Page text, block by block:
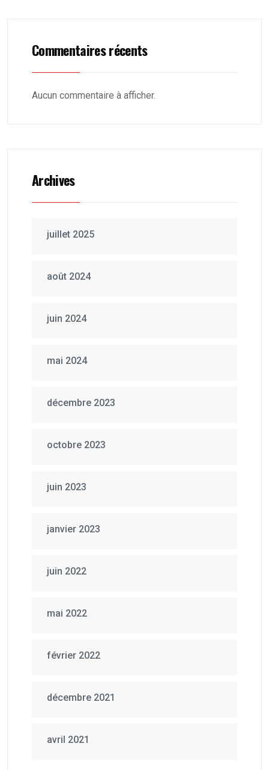
Commentaires récents
Aucun commentaire à afficher.
Archives
juillet 2025
août 2024
juin 2024
mai 2024
décembre 2023
octobre 2023
juin 2023
janvier 2023
juin 2022
mai 2022
février 2022
décembre 2021
avril 2021